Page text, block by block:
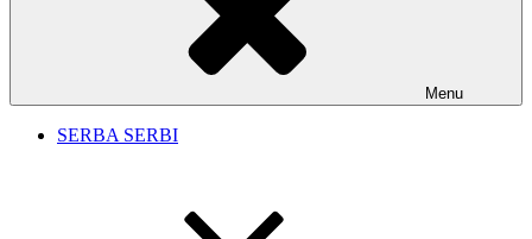
Menu
SERBA SERBI